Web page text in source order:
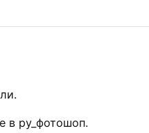
в ру_фотошоп.